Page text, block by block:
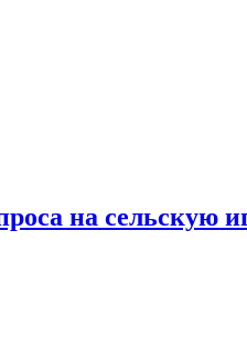
на сельскую